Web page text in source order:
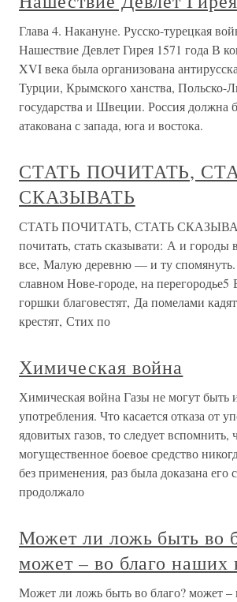
Глава 4. Накануне. Русско-турецкая
Нашествие Девлет Гирея 1571 года В
XVI века была организована
Турции, Крымского ханства, Польско-
государства и Швеции. Россия должна
атакована с запада, юга и востока.
СТАТЬ ПОЧИТАТЬ,
СКАЗЫВАТЬ
СТАТЬ ПОЧИТАТЬ, СТАТЬ
почитать, стать сказывати: А и городы
все, Малую деревню — и ту
славном Нове-городе, на перегородье5
горшки благовестят, Да помелами
крестят, Стих по
Химическая война
Химическая война Газы не могут быть
употребления. Что касается отказа от
ядовитых газов, то следует вспомнить,
могущественное боевое средство
без применения, раз была доказана его
продолжало
Может ли ложь быть во
может – во благо наших
Может ли ложь быть во благо? может –